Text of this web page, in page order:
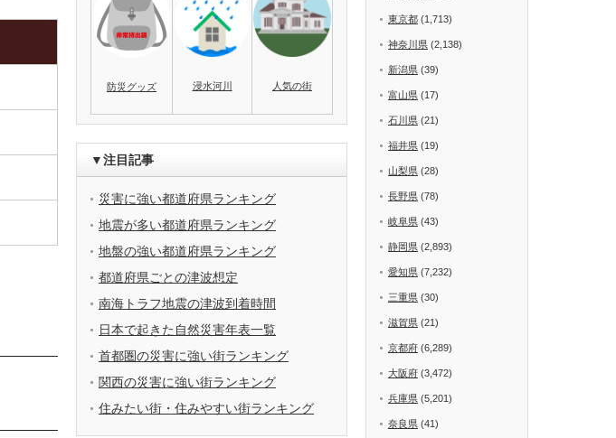
防災グッズ 浸水河川 人気の街
▼注目記事
災害に強い都道府県ランキング
地震が多い都道府県ランキング
地盤の強い都道府県ランキング
都道府県ごとの津波想定
南海トラフ地震の津波到着時間
日本で起きた自然災害年表一覧
首都圏の災害に強い街ランキング
関西の災害に強い街ランキング
住みたい街・住みやすい街ランキング
東京都 (1,713)
神奈川県 (2,138)
新潟県 (39)
富山県 (17)
石川県 (21)
福井県 (19)
山梨県 (28)
長野県 (78)
岐阜県 (43)
静岡県 (2,893)
愛知県 (7,232)
三重県 (30)
滋賀県 (21)
京都府 (6,289)
大阪府 (3,472)
兵庫県 (5,201)
奈良県 (41)